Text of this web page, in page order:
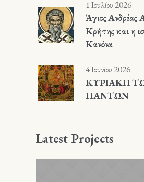
1 Ιουλίου 2026
Άγιος Ανδρέας
Κρήτης και η
Κανόνα
4 Ιουνίου 2026
ΚΥΡΙΑΚΗ
ΠΑΝΤΩΝ
Latest Projects